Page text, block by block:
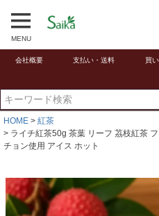
MENU
会社概要 支払い・送料 買
HOME
紅茶
ライチ紅茶50g 茶葉 リーフ 茘枝紅茶
チョン使用 アイス ホット